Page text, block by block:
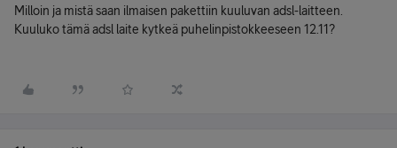
Milloin ja mistä saan ilmaisen pakettiin kuuluvan adsl-laitteen.
Kuuluko tämä adsl laite kytkeä puhelinpistokkeeseen 12.11?